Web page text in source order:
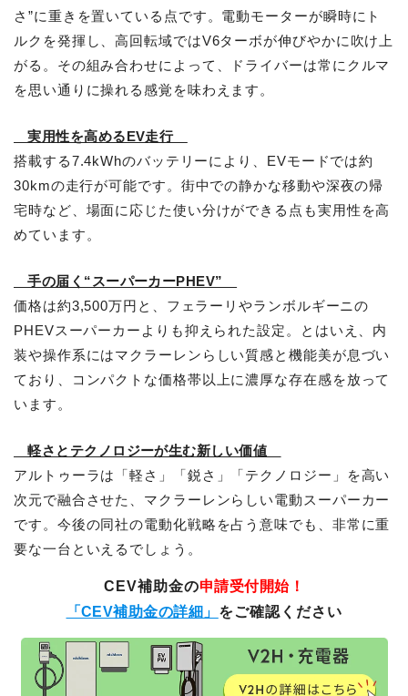
さ”に重きを置いている点です。電動モーターが瞬時にト
ルクを発揮し、高回転域ではV6ターボが伸びやかに吹け上
がる。その組み合わせによって、ドライバーは常にクルマ
を思い通りに操れる感覚を味わえます。
実用性を高めるEV走行
搭載する7.4kWhのバッテリーにより、EVモードでは約
30kmの走行が可能です。街中での静かな移動や深夜の帰
宅時など、場面に応じた使い分けができる点も実用性を高
めています。
手の届く“スーパーカーPHEV”
価格は約3,500万円と、フェラーリやランボルギーニの
PHEVスーパーカーよりも抑えられた設定。とはいえ、内
装や操作系にはマクラーレンらしい質感と機能美が息づい
ており、コンパクトな価格帯以上に濃厚な存在感を放って
います。
軽さとテクノロジーが生む新しい価値
アルトゥーラは「軽さ」「鋭さ」「テクノロジー」を高い
次元で融合させた、マクラーレンらしい電動スーパーカー
です。今後の同社の電動化戦略を占う意味でも、非常に重
要な一台といえるでしょう。
CEV補助金の申請受付開始！
「CEV補助金の詳細」 をご確認ください